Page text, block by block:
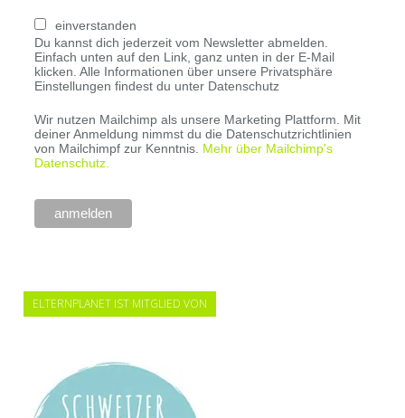
einverstanden
Du kannst dich jederzeit vom Newsletter abmelden.
Einfach unten auf den Link, ganz unten in der E-Mail
klicken. Alle Informationen über unsere Privatsphäre
Einstellungen findest du unter Datenschutz
Wir nutzen Mailchimp als unsere Marketing Plattform. Mit
deiner Anmeldung nimmst du die Datenschutzrichtlinien
von Mailchimpf zur Kenntnis. Mehr über Mailchimp's
Datenschutz.
ELTERNPLANET IST MITGLIED VON